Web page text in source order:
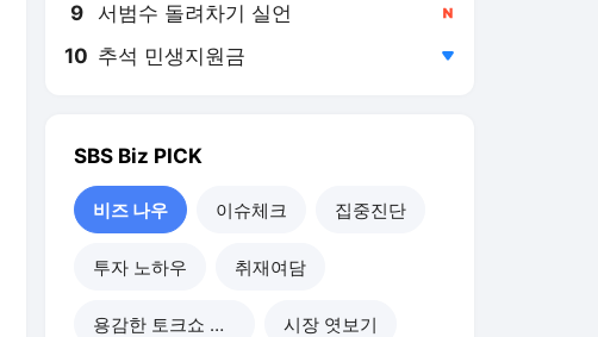
9 서범수 돌려차기 실언
10 추석 민생지원금
SBS Biz PICK
비즈 나우 이슈체크 집중진단
투자 노하우 취재여담
용감한 토크쇼 직설 시장 엿보기